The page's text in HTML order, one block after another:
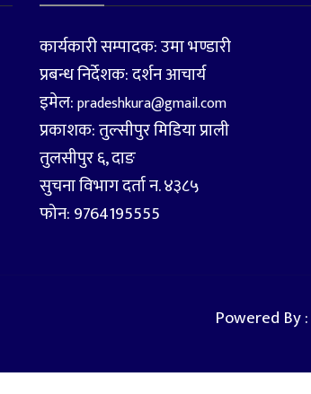
कार्यकारी सम्पादक: उमा भण्डारी
प्रबन्ध निर्देशक: दर्शन आचार्य
इमेल:pradeshkura@gmail.com
प्रकाशक: तुल्सीपुर मिडिया प्राली
तुलसीपुर ६, दाङ
सुचना विभाग दर्ता न. ४३८५
फोन: 9764195555
Powered By :